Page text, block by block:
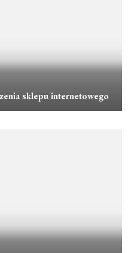
sklepu internetowego